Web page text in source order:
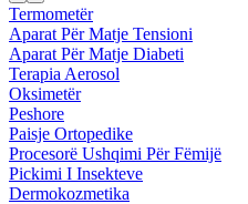
Termometër
Aparat Për Matje Tensioni
Aparat Për Matje Diabeti
Terapia Aerosol
Oksimetër
Peshore
Paisje Ortopedike
Procesorë Ushqimi Për Fëmijë
Pickimi I Insekteve
Dermokozmetika